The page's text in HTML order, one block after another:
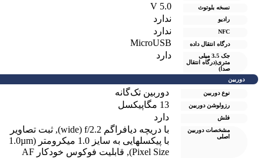
نسخه بلوتوث V 5.0
رادیو ندارد
NFC ندارد
درگاه انتقال داده MicroUSB
جک 3.5 میلی
متری(درگاه انتقال
صدا)
دارد
دوربین
نوع دوربین دوربین تک‌گانه
رزولوشن دوربين 13 مگاپیکسل
فلش دارد
مشخصات دوربین
اصلی
با دریچه دیافراگم wide) f/2.2) ,ثبت تصاویر
با پیکسل‎هایی به سایز 1.0 میکرومتر (1.0µm
Pixel Size)
,قابلیت فوکوس خودکار AF